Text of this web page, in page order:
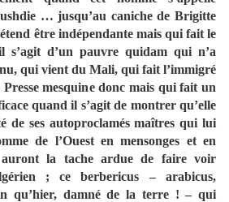
… jusqu’au caniche de Brigitte
être indépendante mais qui fait le
s’agit d’un pauvre quidam qui n’a
qui vient du Mali, qui fait l’immigré
Presse mesquine donc mais qui fait un
quand il s’agit de montrer qu’elle
de ses autoproclamés maîtres qui lui
de l’Ouest en mensonges et en
auront la tache ardue de faire voir
; ce berbericus – arabicus,
qu’hier, damné de la terre ! – qui